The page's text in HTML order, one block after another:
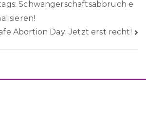
Schwangerschaftsabbruch e
Abortion Day: Jetzt erst recht!